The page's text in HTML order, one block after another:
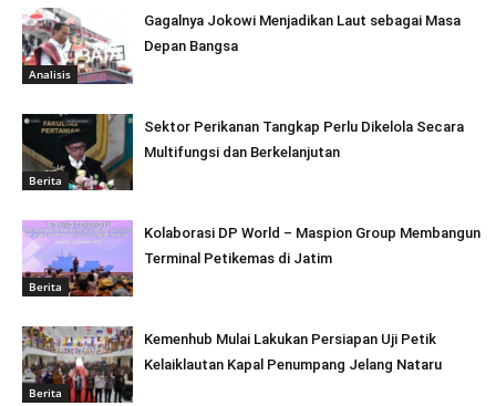
Analisis
Gagalnya Jokowi Menjadikan Laut sebagai Masa
Depan Bangsa
Berita
Sektor Perikanan Tangkap Perlu Dikelola Secara
Multifungsi dan Berkelanjutan
Berita
Kolaborasi DP World – Maspion Group Membangun
Terminal Petikemas di Jatim
Berita
Kemenhub Mulai Lakukan Persiapan Uji Petik
Kelaiklautan Kapal Penumpang Jelang Nataru